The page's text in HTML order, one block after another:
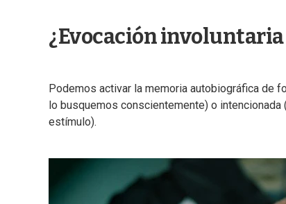
¿Evocación
Podemos activar la memoria autobiográfica de
lo busquemos conscientemente) o
estímulo).